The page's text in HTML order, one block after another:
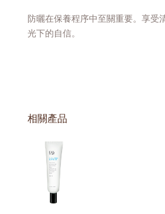
防曬在保養程序中至關重要。享受
光下的自信。
相關產品